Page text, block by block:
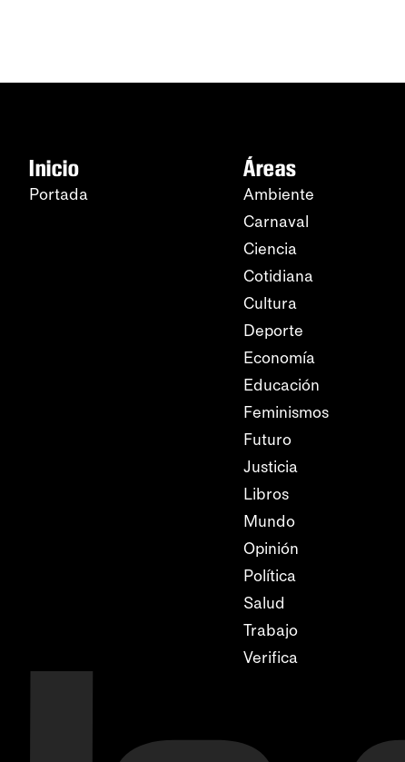
Inicio
Portada
Áreas
Ambiente
Carnaval
Ciencia
Cotidiana
Cultura
Deporte
Economía
Educación
Feminismos
Futuro
Justicia
Libros
Mundo
Opinión
Política
Salud
Trabajo
Verifica